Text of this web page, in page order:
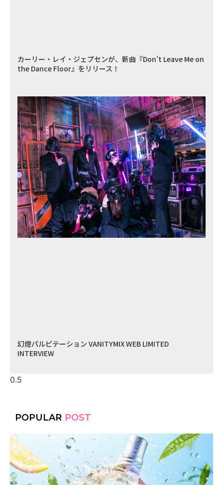
カーリー・レイ・ジェプセンが、新曲『Don’t Leave Me on
the Dance Floor』をリリース！
幻燈パルピテーション VANITYMIX WEB LIMITED
INTERVIEW
POPULAR POST